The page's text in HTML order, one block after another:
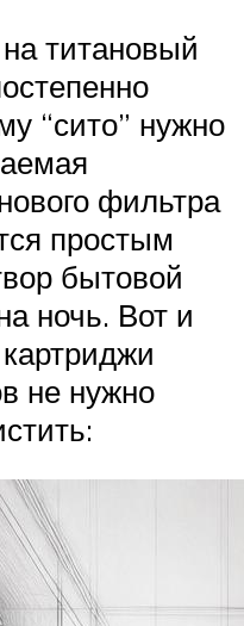
титановый
“сито” нужно
фильтра
простым
бытовой
ночь. Вот и
не нужно